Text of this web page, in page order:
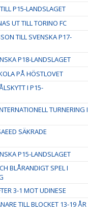
P15-LANDSLAGET
UT TILL TORINO FC
TILL SVENSKA P17-
P18-LANDSLAGET
PÅ HÖSTLOVET
I P15-
TURNERING I
SÄKRADE
P15-LANDSLAGET
BLÅRANDIGT SPEL I
3-1 MOT UDINESE
TILL BLOCKET 13-19 ÅR